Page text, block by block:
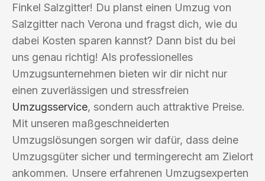
Finkel Salzgitter! Du planst einen Umzug von
Salzgitter nach Verona und fragst dich, wie du
dabei Kosten sparen kannst? Dann bist du bei
uns genau richtig! Als professionelles
Umzugsunternehmen bieten wir dir nicht nur
einen zuverlässigen und stressfreien
Umzugsservice, sondern auch attraktive Preise.
Mit unseren maßgeschneiderten
Umzugslösungen sorgen wir dafür, dass deine
Umzugsgüter sicher und termingerecht am Zielort
ankommen. Unsere erfahrenen Umzugsexperten